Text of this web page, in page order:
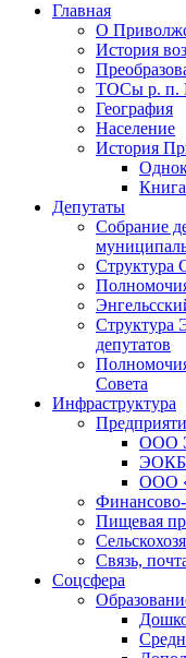
Главная
О
История
ТОСы р. п.
География
Население
История
Депутаты
Собрание
Структура
Структура
депутатов
Совета
Инфраструктура
ООО
ЭОКБ
ООО
Пищевая
Связь,
Соцсфера